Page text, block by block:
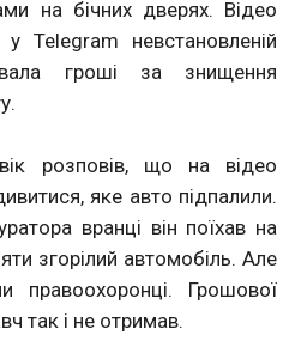
на бічних дверях. Відео
у Telegram невстановленій
гроші за знищення
розповів, що на відео
яке авто підпалили.
вранці він поїхав на
згорілий автомобіль. Але
Грошової
так і не отримав.